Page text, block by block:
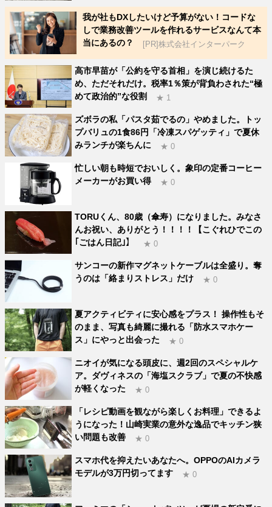
我が社もDXしたいけど予算がない！コードな
しで業務改善ツールを作れるサービスなんて本
当にあるの？
[PR]株式会社インターパーク
高市早苗が「公約を守る首相」を演じ続けるた
め、ただそれだけ。税率1％策が背負わされた“極
めて政治的”な役割
★ 1
ズボラの私「パスタ茹でるの」やめました。トッ
プバリュの1食86円「冷凍スパゲッティ」で夏休
みランチが楽ちんに
★ 0
忙しい朝も時短でおいしく。象印の定番コーヒー
メーカーがお買い得
★ 0
TORUくん、80歳（傘寿）になりました。みなさ
んお祝い、ありがとう！！！！【こぐれひでこの
｢ごはん日記｣】
★ 0
サンコーの新作マグネットケーブルは全盛り。奪
うのは「絡まりストレス」だけ
★ 0
夏アクティビティに安心感をプラス！ 操作性もそ
のまま、写真も綺麗に撮れる「防水スマホケー
ス」にやっと出会った
★ 0
ニオイが気になる頭皮に、週2回のスペシャルケ
ア。ダヴィネスの「海塩スクラブ」で夏の不快感
が軽くなった
★ 0
「レシピ動画を観ながら楽しくお料理」できるよ
うになった！山崎実業の意外な逸品でキッチン狭
い問題も改善
★ 0
スマホ代を抑えたいあなたへ。OPPOのAIカメラ
モデルが3万円切ってます
★ 0